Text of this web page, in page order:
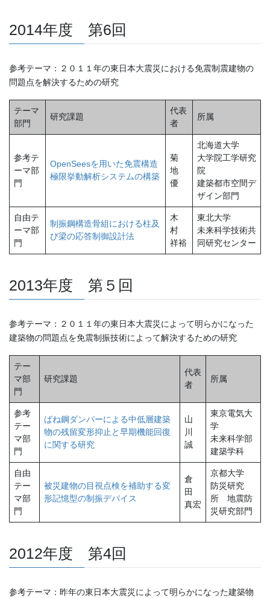
2014年度 第6回
参考テーマ：２０１１年の東日本大震災における免震制震建物の
問題点を解決するための研究
テーマ
部門
研究課題
代表
者
所属
参考テ
ーマ部
門
OpenSeesを用いた免震構造
極限挙動解析システムの構築
菊
地
優
北海道大学
大学院工学研究
院
建築都市空間デ
ザイン部門
自由テ
ーマ部
門
制振鋼構造骨組における柱及
び梁の応答制御設計法
木
村
祥裕
東北大学
未来科学技術共
同研究センター
2013年度 第５回
参考テーマ：２０１１年の東日本大震災によって明らかになった
建築物の問題点を免震制振技術によって解決するための研究
テー
マ部
門
研究課題
代表
者
所属
参考
テー
マ部
門
ばね鋼ダンパーによる中低層建築
物の残留変形抑止と早期機能回復
に関する研究
山
川
誠
東京電気大
学
未来科学部
建築学科
自由
テー
マ部
門
被災建物の目視点検を補助する変
形記憶型の制振デバイス
倉
田
真宏
京都大学
防災研究
所 地震防
災研究部門
2012年度 第4回
参考テーマ：昨年の東日本大震災によって明らかになった建築物